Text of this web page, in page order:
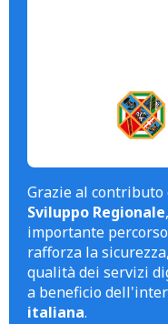
Grazie al contributo
Sviluppo Regionale
importante
rafforza la
qualità dei servizi
a beneficio
italiana.